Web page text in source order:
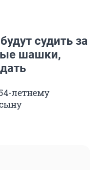
судить за
шашки,
летнему